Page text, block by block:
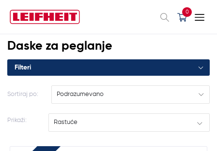
0
Daske za peglanje
Filteri
Sortiraj po: Podrazumevano
Prikaži: Rastuće